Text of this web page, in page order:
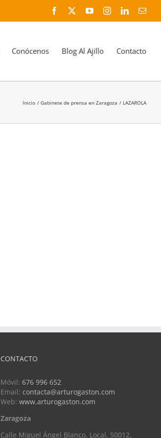
Facebook YouTubeInstagramLinkedIn
Conócenos Blog Al Ajillo Contacto
Inicio Gabinete de prensa en Zaragoza LAZAROLA
CONTACTO
Móvil: 676 996 652
Email: contacta@arturogaston.com
Web: www.arturogaston.com
Zaragoza
Calle Miguel Ángel Blanco, Local, 50012,